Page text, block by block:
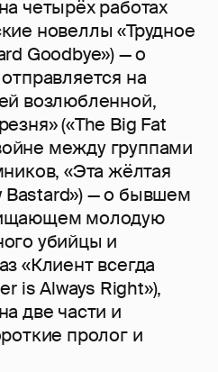
четырёх работах
новеллы «Трудное
Goodbye») — о
на
возлюбленной,
(«The Big Fat
между группами
«Эта жёлтая
Bastard») — о бывшем
молодую
убийцы и
«Клиент всегда
is Always Right»),
две части и
пролог и